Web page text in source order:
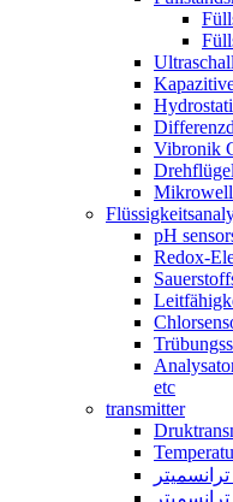
Vibronik
pH
Redox-
etc
transmitter